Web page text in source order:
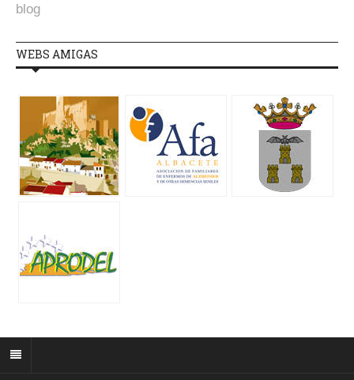
blog
WEBS AMIGAS